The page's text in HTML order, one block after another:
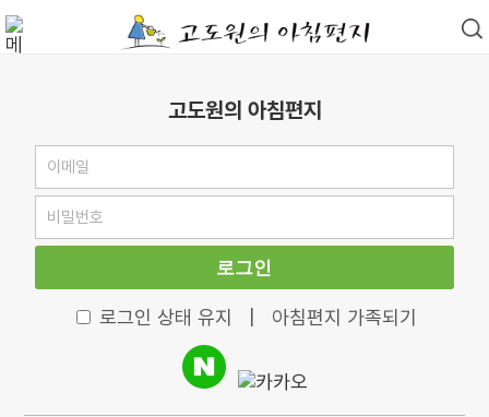
고도원의 아침편지
로그인
로그인 상태 유지 아침편지 가족되기